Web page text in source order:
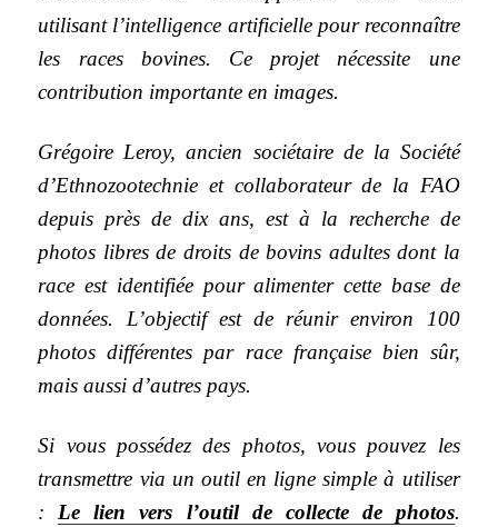
utilisant l’intelligence artificielle pour reconnaître
les races bovines. Ce projet nécessite une
contribution importante en images.
Grégoire Leroy, ancien sociétaire de la Société
d’Ethnozootechnie et collaborateur de la FAO
depuis près de dix ans, est à la recherche de
photos libres de droits de bovins adultes dont la
race est identifiée pour alimenter cette base de
données. L’objectif est de réunir environ 100
photos différentes par race française bien sûr,
mais aussi d’autres pays.
Si vous possédez des photos, vous pouvez les
transmettre via un outil en ligne simple à utiliser
:Le lien vers l’outil de collecte de photos.